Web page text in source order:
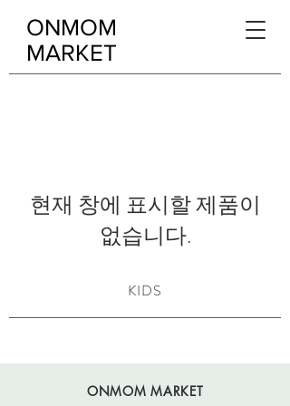
ONMOM
MARKET
현재 창에 표시할 제품이
없습니다.
KIDS
ONMOM MARKET